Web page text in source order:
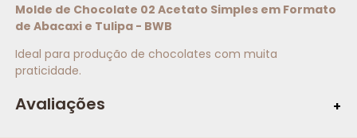
Molde de Chocolate 02 Acetato Simples em Formato
de Abacaxi e Tulipa - BWB
Ideal para produção de chocolates com muita
praticidade.
Avaliações